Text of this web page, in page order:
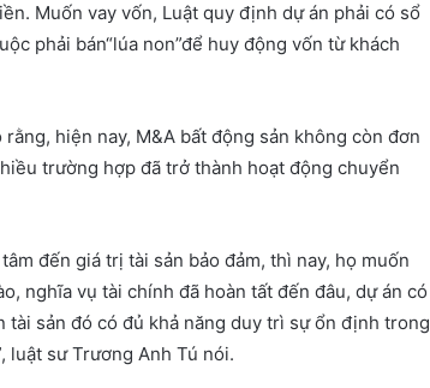
Muốn vay vốn, Luật quy định dự án phải có sổ
phải bán“lúa non”để huy động vốn từ khách
hiện nay, M&A bất động sản không còn đơn
trường hợp đã trở thành hoạt động chuyển
đến giá trị tài sản bảo đảm, thì nay, họ muốn
nghĩa vụ tài chính đã hoàn tất đến đâu, dự án có
sản đó có đủ khả năng duy trì sự ổn định trong
luật sư Trương Anh Tú nói.